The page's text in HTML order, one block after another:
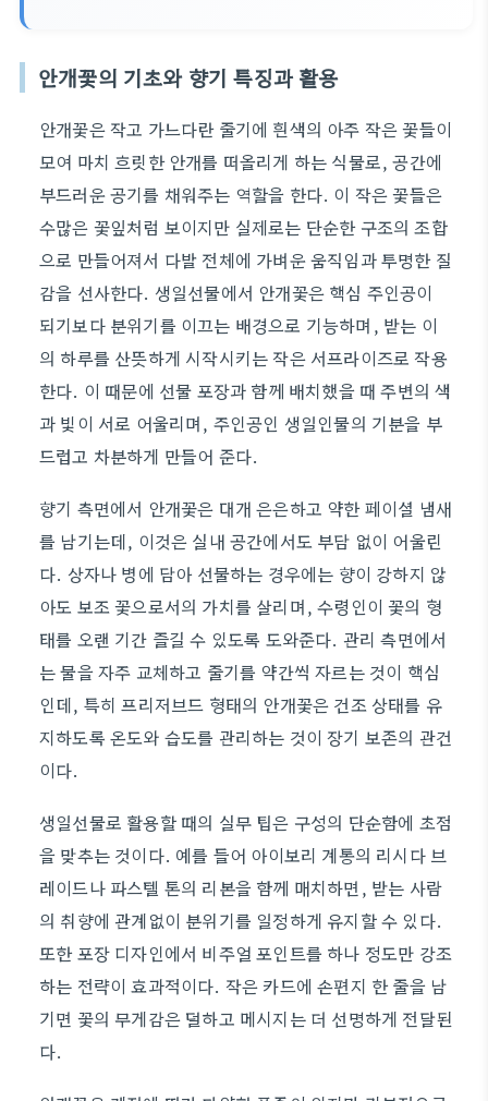
안개꽃의 기초와 향기 특징과 활용
안개꽃은 작고 가느다란 줄기에 흰색의 아주 작은 꽃들이
모여 마치 흐릿한 안개를 떠올리게 하는 식물로, 공간에
부드러운 공기를 채워주는 역할을 한다. 이 작은 꽃들은
수많은 꽃잎처럼 보이지만 실제로는 단순한 구조의 조합
으로 만들어져서 다발 전체에 가벼운 움직임과 투명한 질
감을 선사한다. 생일선물에서 안개꽃은 핵심 주인공이
되기보다 분위기를 이끄는 배경으로 기능하며, 받는 이
의 하루를 산뜻하게 시작시키는 작은 서프라이즈로 작용
한다. 이 때문에 선물 포장과 함께 배치했을 때 주변의 색
과 빛이 서로 어울리며, 주인공인 생일인물의 기분을 부
드럽고 차분하게 만들어 준다.
향기 측면에서 안개꽃은 대개 은은하고 약한 페이셜 냄새
를 남기는데, 이것은 실내 공간에서도 부담 없이 어울린
다. 상자나 병에 담아 선물하는 경우에는 향이 강하지 않
아도 보조 꽃으로서의 가치를 살리며, 수령인이 꽃의 형
태를 오랜 기간 즐길 수 있도록 도와준다. 관리 측면에서
는 물을 자주 교체하고 줄기를 약간씩 자르는 것이 핵심
인데, 특히 프리저브드 형태의 안개꽃은 건조 상태를 유
지하도록 온도와 습도를 관리하는 것이 장기 보존의 관건
이다.
생일선물로 활용할 때의 실무 팁은 구성의 단순함에 초점
을 맞추는 것이다. 예를 들어 아이보리 계통의 리시다 브
레이드나 파스텔 톤의 리본을 함께 매치하면, 받는 사람
의 취향에 관계없이 분위기를 일정하게 유지할 수 있다.
또한 포장 디자인에서 비주얼 포인트를 하나 정도만 강조
하는 전략이 효과적이다. 작은 카드에 손편지 한 줄을 남
기면 꽃의 무게감은 덜하고 메시지는 더 선명하게 전달된
다.